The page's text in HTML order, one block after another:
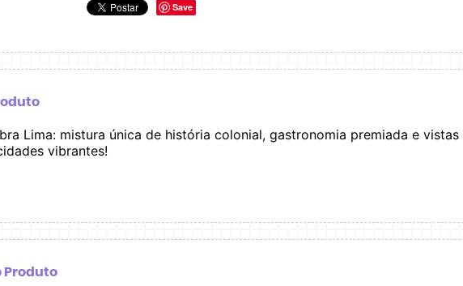
Save
Lima: mistura única de história colonial, gastronomia premiada e
vibrantes!
Produto